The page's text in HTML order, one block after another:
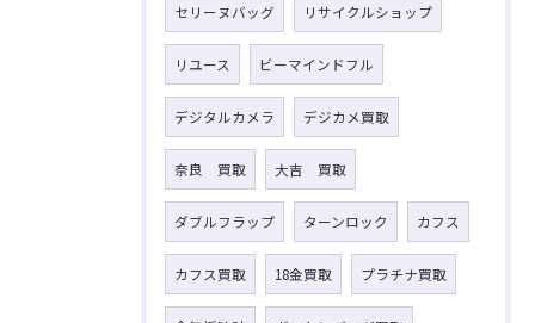
セリーヌバッグ リサイクルショップ
リユース ビーマインドフル
デジタルカメラ デジカメ買取
奈良 買取 大吉 買取
ダブルフラップ ターンロック カフス
カフス買取 18金買取 プラチナ買取